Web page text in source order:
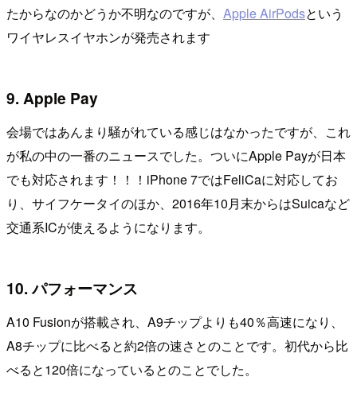
たからなのかどうか不明なのですが、 Apple AirPodsという
ワイヤレスイヤホンが発売されます
9. Apple Pay
会場ではあんまり騒がれている感じはなかったですが、これ
が私の中の一番のニュースでした。ついにApple Payが日本
でも対応されます！！！iPhone 7ではFeliCaに対応してお
り、サイフケータイのほか、2016年10月末からはSuicaなど
交通系ICが使えるようになります。
10. パフォーマンス
A10 Fusionが搭載され、A9チップよりも40％高速になり、
A8チップに比べると約2倍の速さとのことです。初代から比
べると120倍になっているとのことでした。